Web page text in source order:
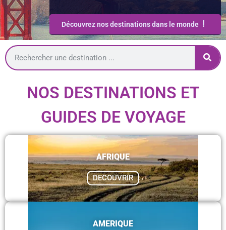
Découvrez nos destinations dans le monde !
NOS DESTINATIONS ET
GUIDES DE VOYAGE
AFRIQUE
DECOUVRIR
AMERIQUE